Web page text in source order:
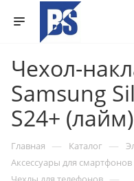
Чехол-
Samsung
S24+ (лайм)
Главная — Каталог —
Аксессуары для